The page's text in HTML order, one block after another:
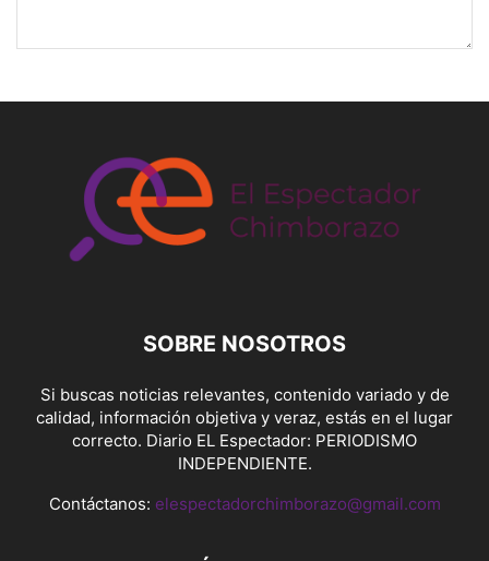
SOBRE NOSOTROS
Si buscas noticias relevantes, contenido variado y de
calidad, información objetiva y veraz, estás en el lugar
correcto. Diario EL Espectador: PERIODISMO
INDEPENDIENTE.
Contáctanos: elespectadorchimborazo@gmail.com